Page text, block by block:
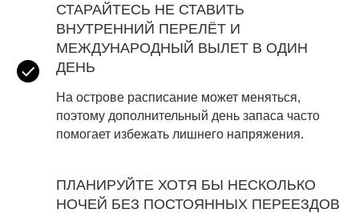
СТАРАЙТЕСЬ НЕ СТАВИТЬ
ВНУТРЕННИЙ ПЕРЕЛЁТ И
МЕЖДУНАРОДНЫЙ ВЫЛЕТ В ОДИН
ДЕНЬ
На острове расписание может меняться,
поэтому дополнительный день запаса часто
помогает избежать лишнего напряжения.
ПЛАНИРУЙТЕ ХОТЯ БЫ НЕСКОЛЬКО
НОЧЕЙ БЕЗ ПОСТОЯННЫХ ПЕРЕЕЗДОВ